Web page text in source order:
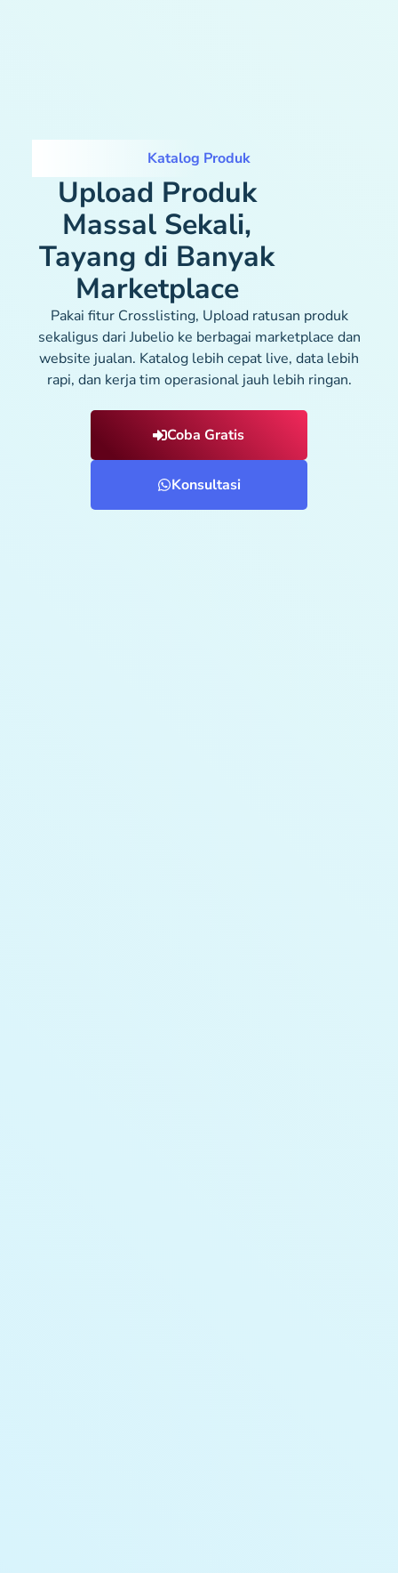
Katalog Produk
Upload Produk
Massal Sekali,
Tayang di Banyak
Marketplace
Pakai fitur Crosslisting, Upload ratusan produk
sekaligus dari Jubelio ke berbagai marketplace dan
website jualan. Katalog lebih cepat live, data lebih
rapi, dan kerja tim operasional jauh lebih ringan.
Coba Gratis
Konsultasi